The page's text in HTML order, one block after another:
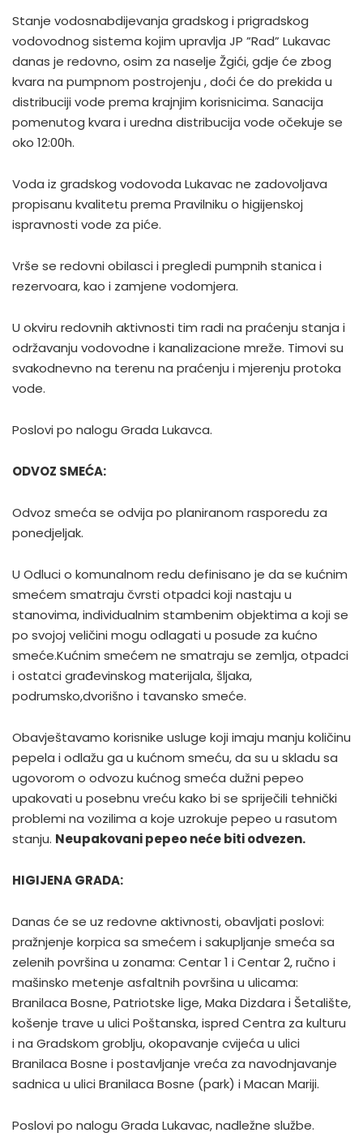
Stanje vodosnabdijevanja gradskog i prigradskog
vodovodnog sistema kojim upravlja JP ”Rad” Lukavac
danas je redovno, osim za naselje Žgići, gdje će zbog
kvara na pumpnom postrojenju , doći će do prekida u
distribuciji vode prema krajnjim korisnicima. Sanacija
pomenutog kvara i uredna distribucija vode očekuje se
oko 12:00h.
Voda iz gradskog vodovoda Lukavac ne zadovoljava
propisanu kvalitetu prema Pravilniku o higijenskoj
ispravnosti vode za piće.
Vrše se redovni obilasci i pregledi pumpnih stanica i
rezervoara, kao i zamjene vodomjera.
U okviru redovnih aktivnosti tim radi na praćenju stanja i
održavanju vodovodne i kanalizacione mreže. Timovi su
svakodnevno na terenu na praćenju i mjerenju protoka
vode.
Poslovi po nalogu Grada Lukavca.
ODVOZ SMEĆA:
Odvoz smeća se odvija po planiranom rasporedu za
ponedjeljak.
U Odluci o komunalnom redu definisano je da se kućnim
smećem smatraju čvrsti otpadci koji nastaju u
stanovima, individualnim stambenim objektima a koji se
po svojoj veličini mogu odlagati u posude za kućno
smeće.Kućnim smećem ne smatraju se zemlja, otpadci
i ostatci građevinskog materijala, šljaka,
podrumsko,dvorišno i tavansko smeće.
Obavještavamo korisnike usluge koji imaju manju količinu
pepela i odlažu ga u kućnom smeću, da su u skladu sa
ugovorom o odvozu kućnog smeća dužni pepeo
upakovati u posebnu vreću kako bi se spriječili tehnički
problemi na vozilima a koje uzrokuje pepeo u rasutom
stanju. Neupakovani pepeo neće biti odvezen.
HIGIJENA GRADA:
Danas će se uz redovne aktivnosti, obavljati poslovi:
pražnjenje korpica sa smećem i sakupljanje smeća sa
zelenih površina u zonama: Centar 1 i Centar 2, ručno i
mašinsko metenje asfaltnih površina u ulicama:
Branilaca Bosne, Patriotske lige, Maka Dizdara i Šetalište,
košenje trave u ulici Poštanska, ispred Centra za kulturu
i na Gradskom groblju, okopavanje cvijeća u ulici
Branilaca Bosne i postavljanje vreća za navodnjavanje
sadnica u ulici Branilaca Bosne (park) i Macan Mariji.
Poslovi po nalogu Grada Lukavac, nadležne službe.